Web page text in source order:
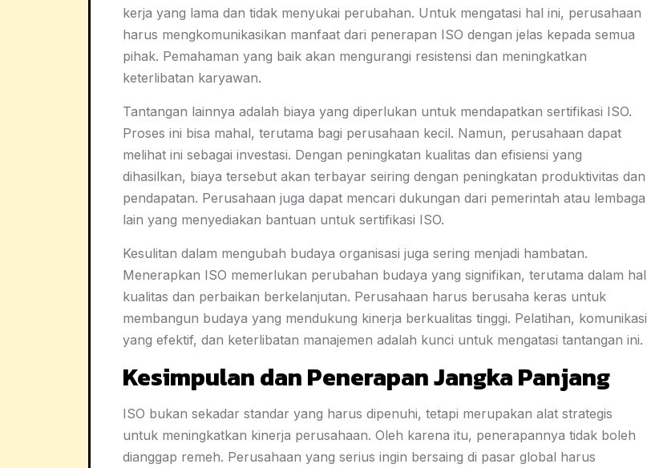
kerja yang lama dan tidak menyukai perubahan. Untuk mengatasi hal ini, perusahaan
harus mengkomunikasikan manfaat dari penerapan ISO dengan jelas kepada semua
pihak. Pemahaman yang baik akan mengurangi resistensi dan meningkatkan
keterlibatan karyawan.
Tantangan lainnya adalah biaya yang diperlukan untuk mendapatkan sertifikasi ISO.
Proses ini bisa mahal, terutama bagi perusahaan kecil. Namun, perusahaan dapat
melihat ini sebagai investasi. Dengan peningkatan kualitas dan efisiensi yang
dihasilkan, biaya tersebut akan terbayar seiring dengan peningkatan produktivitas dan
pendapatan. Perusahaan juga dapat mencari dukungan dari pemerintah atau lembaga
lain yang menyediakan bantuan untuk sertifikasi ISO.
Kesulitan dalam mengubah budaya organisasi juga sering menjadi hambatan.
Menerapkan ISO memerlukan perubahan budaya yang signifikan, terutama dalam hal
kualitas dan perbaikan berkelanjutan. Perusahaan harus berusaha keras untuk
membangun budaya yang mendukung kinerja berkualitas tinggi. Pelatihan, komunikasi
yang efektif, dan keterlibatan manajemen adalah kunci untuk mengatasi tantangan ini.
Kesimpulan dan Penerapan Jangka Panjang
ISO bukan sekadar standar yang harus dipenuhi, tetapi merupakan alat strategis
untuk meningkatkan kinerja perusahaan. Oleh karena itu, penerapannya tidak boleh
dianggap remeh. Perusahaan yang serius ingin bersaing di pasar global harus